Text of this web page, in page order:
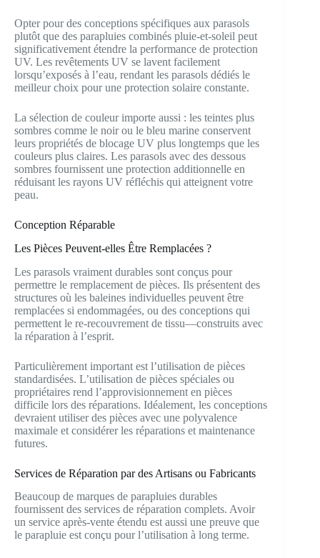
Opter pour des conceptions spécifiques aux parasols
plutôt que des parapluies combinés pluie-et-soleil peut
significativement étendre la performance de protection
UV. Les revêtements UV se lavent facilement
lorsqu’exposés à l’eau, rendant les parasols dédiés le
meilleur choix pour une protection solaire constante.
La sélection de couleur importe aussi : les teintes plus
sombres comme le noir ou le bleu marine conservent
leurs propriétés de blocage UV plus longtemps que les
couleurs plus claires. Les parasols avec des dessous
sombres fournissent une protection additionnelle en
réduisant les rayons UV réfléchis qui atteignent votre
peau.
Conception Réparable
Les Pièces Peuvent-elles Être Remplacées ?
Les parasols vraiment durables sont conçus pour
permettre le remplacement de pièces. Ils présentent des
structures où les baleines individuelles peuvent être
remplacées si endommagées, ou des conceptions qui
permettent le re-recouvrement de tissu—construits avec
la réparation à l’esprit.
Particulièrement important est l’utilisation de pièces
standardisées. L’utilisation de pièces spéciales ou
propriétaires rend l’approvisionnement en pièces
difficile lors des réparations. Idéalement, les conceptions
devraient utiliser des pièces avec une polyvalence
maximale et considérer les réparations et maintenance
futures.
Services de Réparation par des Artisans ou Fabricants
Beaucoup de marques de parapluies durables
fournissent des services de réparation complets. Avoir
un service après-vente étendu est aussi une preuve que
le parapluie est conçu pour l’utilisation à long terme.